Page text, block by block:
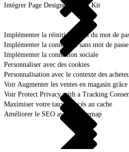
Intégrer Page Designer à PWA Kit
Implémenter la réinitialisation du mot de
Implémenter la connexion sans mot de passe
Implémenter la connexion sociale
Personnaliser avec des cookies
Personnalisation avec le contexte des
Voir Augmenter les ventes en magasin
Voir Protect Privacy with a Tracking
Maximiser votre taux d’accès au cache
Améliorer le SEO avec un sitemap